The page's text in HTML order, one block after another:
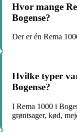
Hvor mange
Bogense?
Der er én Rema
Hvilke typer
Bogense?
I Rema 1000 i
grøntsager, kød,